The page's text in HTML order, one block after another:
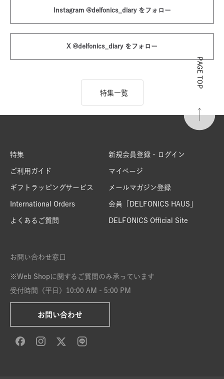
Instagram @delfonics_diary をフォロー
X @delfonics_diary をフォロー
特集一覧
PAGE TOP
特集
ご利用ガイド
ギフトラッピングサービス
International Orders
よくあるご質問
新規会員登録・ログイン
マイページ
メールマガジン登録
会員「DELFONICS HAUS」
DELFONICS Official Site
お問い合わせ窓口
※Web Shopに関するご質問のみ承っています
受付時間（平日）10:00 AM - 5:00 PM
お問い合わせ